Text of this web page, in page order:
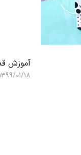
آموزش
۱۳۹۹/۰۱/